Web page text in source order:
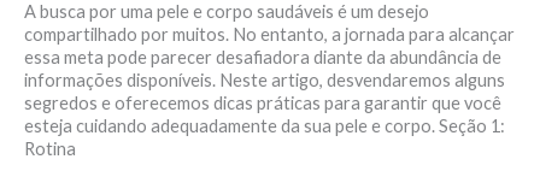
A busca por uma pele e corpo saudáveis é um desejo
compartilhado por muitos. No entanto, a jornada para alcançar
essa meta pode parecer desafiadora diante da abundância de
informações disponíveis. Neste artigo, desvendaremos alguns
segredos e oferecemos dicas práticas para garantir que você
esteja cuidando adequadamente da sua pele e corpo. Seção 1:
Rotina